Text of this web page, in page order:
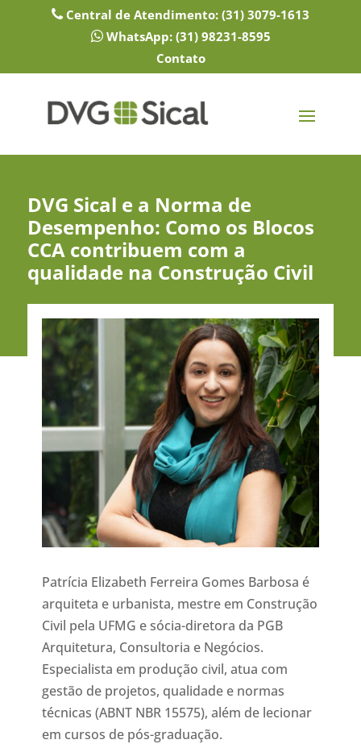
Central de Atendimento: (31) 3079-1613
WhatsApp: (31) 98231-8595
Contato
DVG Sical e a Norma de
Desempenho: Como os Blocos
CCA contribuem com a
qualidade na Construção Civil
Patrícia Elizabeth Ferreira Gomes Barbosa é
arquiteta e urbanista, mestre em Construção
Civil pela UFMG e sócia-diretora da PGB
Arquitetura, Consultoria e Negócios.
Especialista em produção civil, atua com
gestão de projetos, qualidade e normas
técnicas (ABNT NBR 15575), além de lecionar
em cursos de pós-graduação.